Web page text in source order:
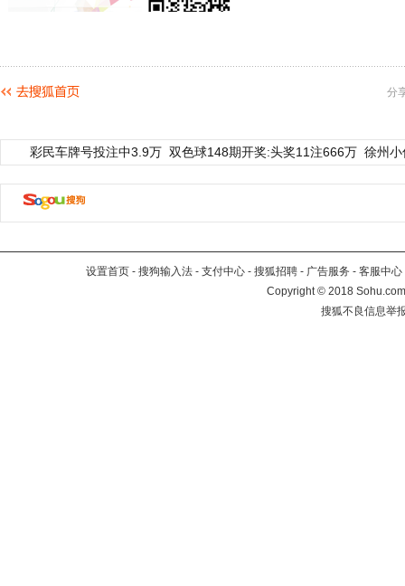
分
彩民车牌号投注中3.9万 双色球148期开奖:头奖11注666万 徐州
设置首页 - 搜狗输入法 - 支付中心 - 搜狐招聘 - 广告服务 - 客服中心
Copyright©2018
搜狐不良信息举